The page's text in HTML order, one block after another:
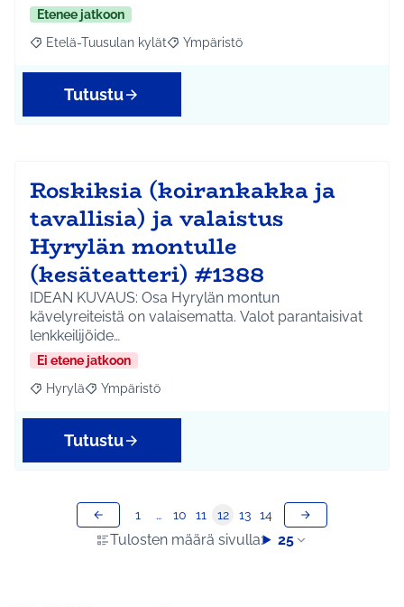
Etenee jatkoon
Rajaa tulokset aihepiirin mukaan: Etelä-Tuusulan kylät
Etelä-Tuusulan kylät Rajaa tulokset teeman mukaan:
Ympäristö
Tutustu
Roskiksia (koirankakka ja
tavallisia) ja valaistus
Hyrylän montulle
(kesäteatteri) #1388
IDEAN KUVAUS: Osa Hyrylän montun
kävelyreiteistä on valaisematta. Valot parantaisivat
lenkkeilijöide…
Ei etene jatkoon
Rajaa tulokset aihepiirin mukaan: Hyrylä
Hyrylä Rajaa tulokset teeman mukaan: Ympäristö
Ympäristö
Tutustu
Tulosten määrä sivulla: 25
1 … 10 11 12 13 14